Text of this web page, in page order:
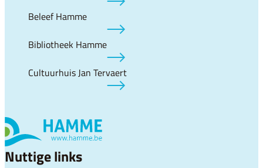
Beleef Hamme
Bibliotheek Hamme
Cultuurhuis Jan Tervaert
Nuttige links